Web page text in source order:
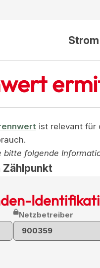
Strom
ist relevant für
bitte folgende
Zählpunkt
Netzbetreiber